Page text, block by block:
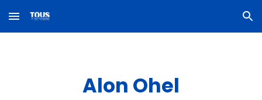
Skip to main content Skip to navigation
Alon Ohel